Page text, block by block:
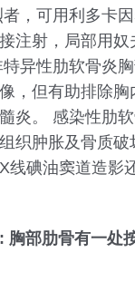
，可用利多卡
注射，局部用奴
异性肋软骨炎
，但有助排除胸
炎。 感染性肋
织肿胀及骨质破
线碘油窦道造影
胸部肋骨有一处